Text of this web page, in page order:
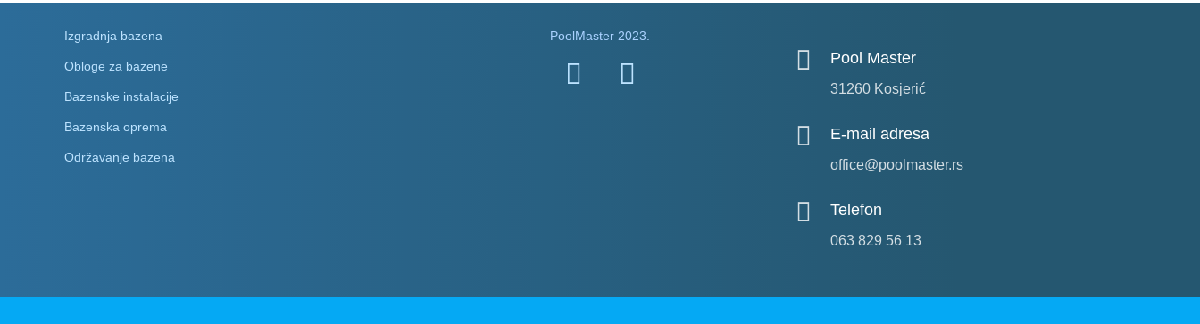
Izgradnja bazena
Obloge za bazene
Bazenske instalacije
Bazenska oprema
Održavanje bazena
PoolMaster 2023.
Pool Master
31260 Kosjerić
E-mail adresa
office@poolmaster.rs
Telefon
063 829 56 13